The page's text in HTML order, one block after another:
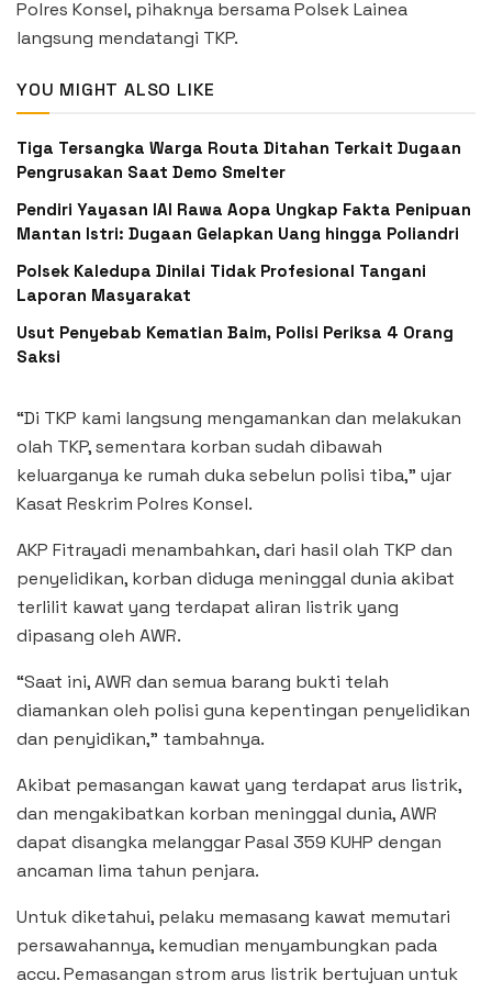
Polres Konsel, pihaknya bersama Polsek Lainea
langsung mendatangi TKP.
YOU MIGHT ALSO LIKE
Tiga Tersangka Warga Routa Ditahan Terkait Dugaan
Pengrusakan Saat Demo Smelter
Pendiri Yayasan IAI Rawa Aopa Ungkap Fakta Penipuan
Mantan Istri: Dugaan Gelapkan Uang hingga Poliandri
Polsek Kaledupa Dinilai Tidak Profesional Tangani
Laporan Masyarakat
Usut Penyebab Kematian Baim, Polisi Periksa 4 Orang
Saksi
“Di TKP kami langsung mengamankan dan melakukan
olah TKP, sementara korban sudah dibawah
keluarganya ke rumah duka sebelun polisi tiba,” ujar
Kasat Reskrim Polres Konsel.
AKP Fitrayadi menambahkan, dari hasil olah TKP dan
penyelidikan, korban diduga meninggal dunia akibat
terlilit kawat yang terdapat aliran listrik yang
dipasang oleh AWR.
“Saat ini, AWR dan semua barang bukti telah
diamankan oleh polisi guna kepentingan penyelidikan
dan penyidikan,” tambahnya.
Akibat pemasangan kawat yang terdapat arus listrik,
dan mengakibatkan korban meninggal dunia, AWR
dapat disangka melanggar Pasal 359 KUHP dengan
ancaman lima tahun penjara.
Untuk diketahui, pelaku memasang kawat memutari
persawahannya, kemudian menyambungkan pada
accu. Pemasangan strom arus listrik bertujuan untuk